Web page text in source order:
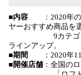
■内容
：2020年
ヤーおすすめ商品を
9カテゴリー、
ラインアップ。
■期間
：2020年
■開催店舗 ：全国の